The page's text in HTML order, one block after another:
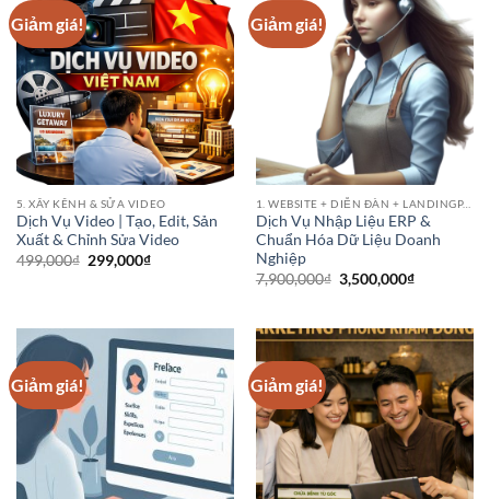
Giảm giá!
5. XÂY KÊNH & SỬA VIDEO
Dịch Vụ Video | Tạo, Edit, Sản
Xuất & Chỉnh Sửa Video
499,000₫ Giá
299,000₫Giá
Giảm giá!
1. WEBSITE + DIỄN ĐÀN + LANDINGPAGE
Dịch Vụ Nhập Liệu ERP &
Chuẩn Hóa Dữ Liệu Doanh
Nghiệp
7,900,000₫ Giá
gốc
3,500,000₫Giá
Giảm giá! Giảm giá!